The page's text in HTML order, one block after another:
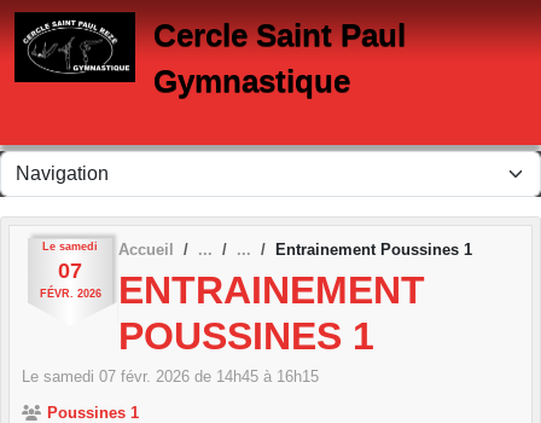
Cercle Saint Paul
Gymnastique
Le samedi
07
FÉVR. 2026
Accueil Entrainement Poussines 1
ENTRAINEMENT
POUSSINES 1
Le samedi 07 févr. 2026 de 14h45 à 16h15
Poussines 1
Panneau de gestion des cookies